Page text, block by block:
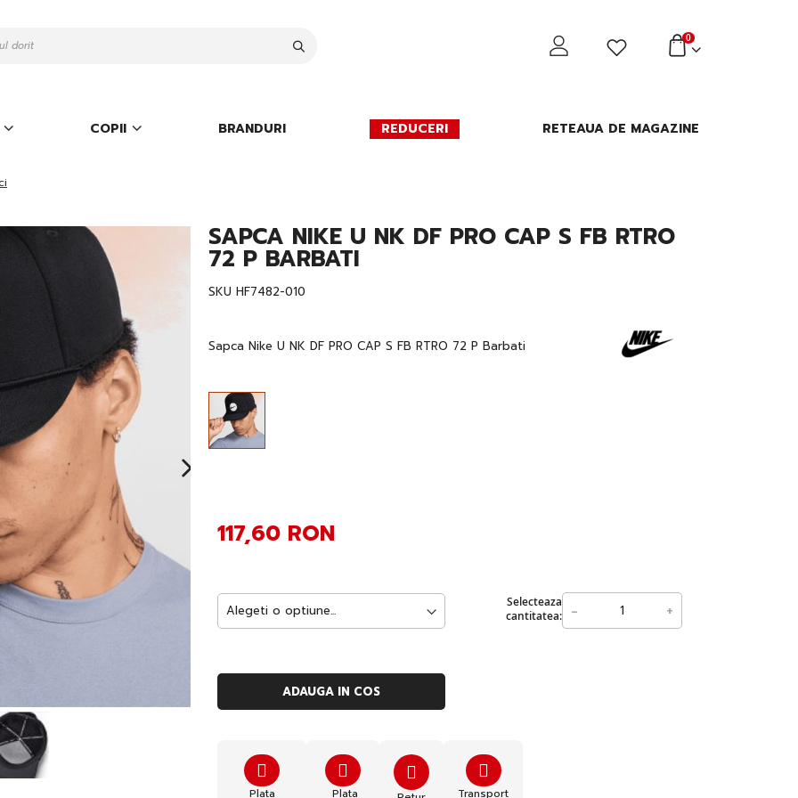
0
COPII BRANDURI REDUCERI RETEAUA DE MAGAZINE
SAPCA NIKE U NK DF PRO CAP S FB RTRO
72 P BARBATI
SKU HF7482-010
Sapca Nike U NK DF PRO CAP S FB RTRO 72 P Barbati
Selecteaza
cantitatea:
- +
117,60 RON
ADAUGA IN COS
Plata Plata Transport